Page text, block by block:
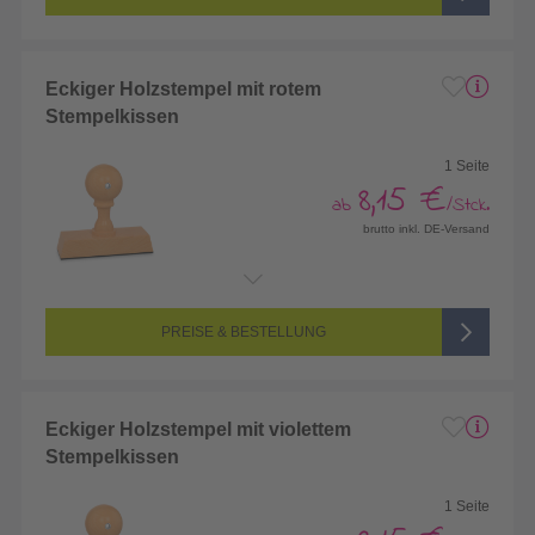
Eckiger Holzstempel mit rotem
Stempelkissen
1 Seite
ab 8,15 €/Stck.
brutto inkl. DE-Versand
Seitenanzahl: 1-seitig (Vorderseite bedruckt, Rückseite unbedruckt)
1/0-farbig (schwarz/weiß bedruckt)
PREISE & BESTELLUNG
Eckiger Holzstempel mit violettem
Stempelkissen
1 Seite